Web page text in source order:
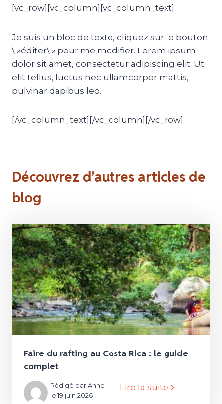
[vc_row][vc_column][vc_column_text]
Je suis un bloc de texte, cliquez sur le bouton
\ »éditer\ » pour me modifier. Lorem ipsum
dolor sit amet, consectetur adipiscing elit. Ut
elit tellus, luctus nec ullamcorper mattis,
pulvinar dapibus leo.
[/vc_column_text][/vc_column][/vc_row]
Découvrez d’autres articles de
blog
Faire du rafting au Costa Rica : le guide
complet
Rédigé par Anne
le 19 juin 2026
Lire la suite